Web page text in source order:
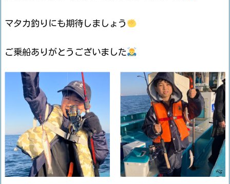
マタカ釣りにも期待しましょう
ご乗船ありがとうございました